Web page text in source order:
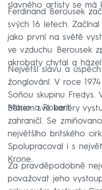
slavného artisty se má
Ferdinand Berousek
svých 16 letech.
jako první na světě
ve vzduchu. Berousek
akrobaty chytal a
Největší slávu a
žonglování. V roce
Soňou skupinu
Mario a Robert.
Během své kariéry
zahraničí. Se
největšího britského
Spolupracoval i s
Krone.
Za pravděpodobně
považovat jeho